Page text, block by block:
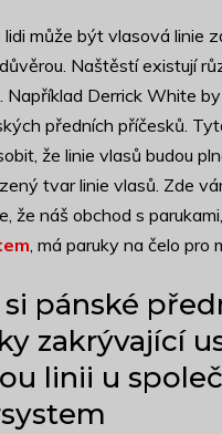
může být vlasová linie
Naštěstí existují
Například Derrick White
předních příčesků.
že linie vlasů budou
tvar linie vlasů. Zde
že náš obchod s parukami,
, má paruky na čelo pro
pánské
zakrývající
linii u